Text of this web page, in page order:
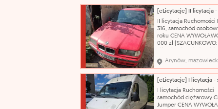
uszkodzenia i otarcia
swojej powierzchni.
katalogowa: Samochód
osobowy Marka: BMW
II licytacja Ruchomości
316, samochód
roku CENA
000 zł
korozję, łuszczący się
bezbarwny oraz liczne
uszkodzenia i otarcia
swojej powierzchni.
katalogowa: Samochód
osobowy Marka: BMW
Arynów,
I licytacja Ruchomości
samochód ciężarowy
Jumper CENA